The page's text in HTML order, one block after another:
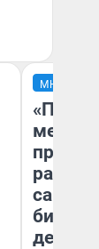
МНЕНИЕ
самом